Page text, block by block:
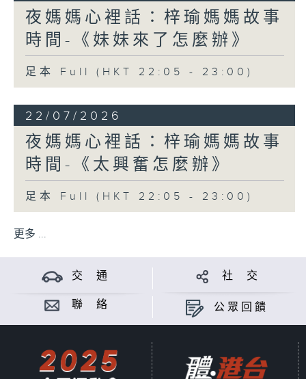
夜媽媽心裡話：梓瑜媽媽故事
時間-《妹妹來了怎麼辦》
足本 Full (HKT 22:05 - 23:00)
22/07/2026
夜媽媽心裡話：梓瑜媽媽故事
時間-《太興奮怎麼辦》
足本 Full (HKT 22:05 - 23:00)
更多 ...
交 通 社 交
聯 絡 公眾回饋